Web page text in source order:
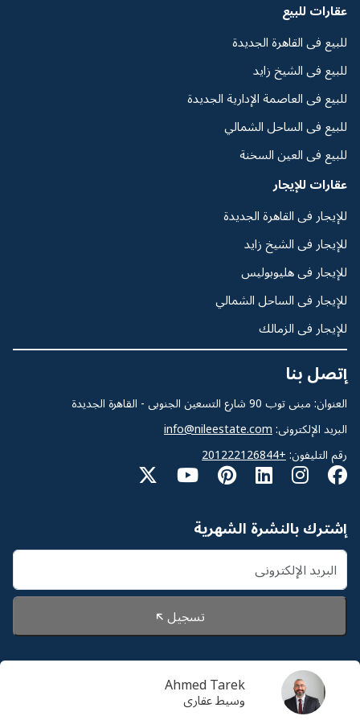
Ahmed Tarek
وسيط عقارى
عقارات للبيع
للبيع فى القاهرة الجديدة
للبيع فى الشيخ زايد
للبيع فى العاصمة الإدارية الجديدة
للبيع فى الساحل الشمالي
للبيع فى العين السخنة
عقارات للإيجار
للإيجار فى القاهرة الجديدة
للإيجار فى الشيخ زايد
للإيجار فى هليوبوليس
للإيجار فى الساحل الشمالي
للإيجار فى الزمالك
إتصل بنا
العنوان: مبنى توب 90 شارع التسعين الجنوبى - القاهرة الجديدة
البريد الإلكترونى: info@nileestate.com
رقم التليفون: +201222126844
إشترك بالنشرة الشهرية
تسجيل
© 2026 Nileestate. جميع الحقوق محفوظة لشركة نايل
استيت